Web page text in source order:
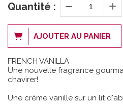
Quantité :
AJOUTER AU PANIER
FRENCH VANILLA
Une nouvelle fragrance
chavirer!
Une crème vanille sur un lit